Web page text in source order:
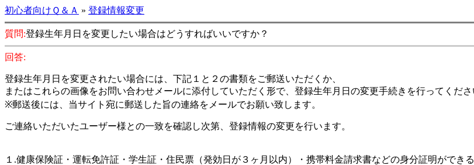
初心者向けＱ＆Ａ » 登録情報変更
質問:登録生年月日を変更したい場合はどうすればいいですか？
回答:
登録生年月日を変更されたい場合には、下記１と２の書類をご郵送いただくか、
またはこれらの画像をお問い合わせメールに添付していただく形で、登録生年月日の変更手続きを行ってくださ
※郵送後には、当サイト宛に郵送した旨の連絡をメールでお願い致します。
ご連絡いただいたユーザー様との一致を確認し次第、登録情報の変更を行います。
１.健康保険証・運転免許証・学生証・住民票（発効日が３ヶ月以内）・携帯料金請求書などの身分証明ができ